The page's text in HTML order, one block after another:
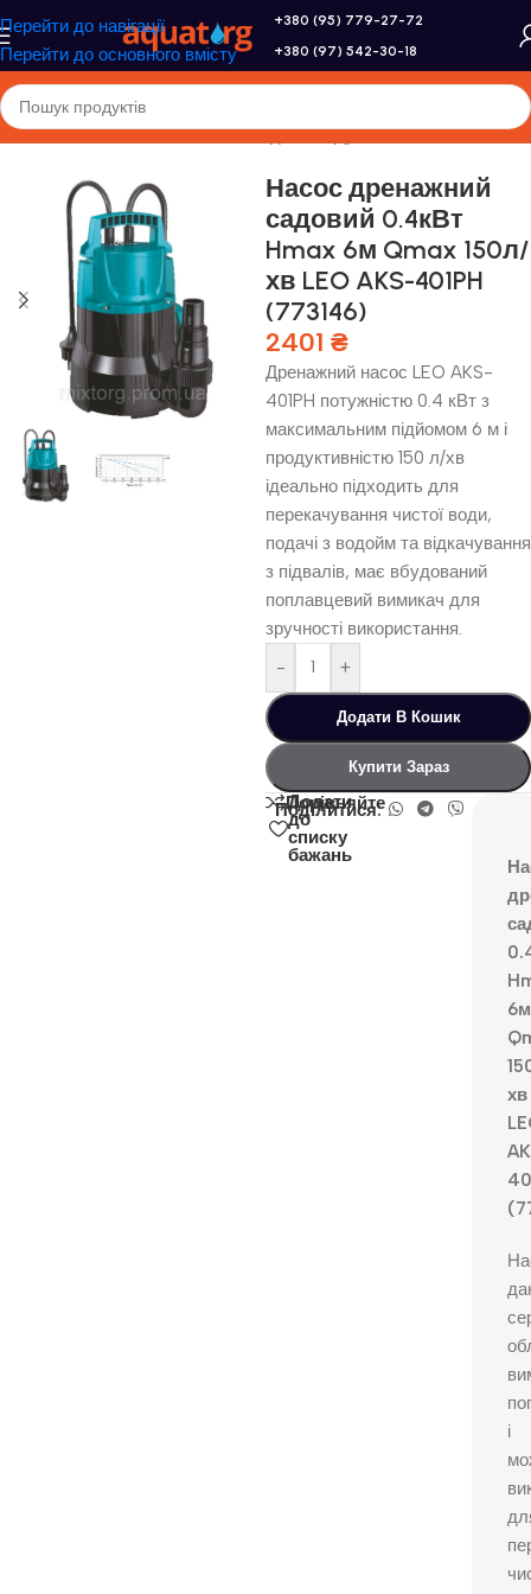
Перейти до навігації
Перейти до основного вмісту
+380 (95) 779-27-72
+380 (97) 542-30-18
Головна/Насоси та насосне обладнання/Дренажні насоси
Насос дренажний
садовий 0.4кВт
Hmax 6м Qmax 150л/
хв LEO AKS-401PH
(773146)
2401 ₴
Дренажний насос LEO AKS-
401PH потужністю 0.4 кВт з
максимальним підйомом 6 м і
продуктивністю 150 л/хв
ідеально підходить для
перекачування чистої води,
подачі з водойм та відкачування
з підвалів, має вбудований
поплавцевий вимикач для
зручності використання.
-
+
Додати В Кошик
Купити Зараз
Порівняйте
Додати
до
списку
бажань
Поділитися:
6м
хв
і